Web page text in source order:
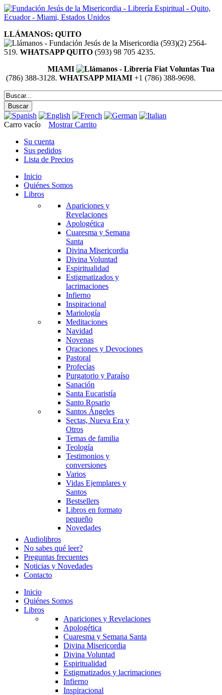
LLÁMANOS: QUITO
(593)(2) 2564-
519. WHATSAPP QUITO (593) 98 705 4235.
MIAMI
(786) 388-3128. WHATSAPP MIAMI +1 (786) 388-9698.
Carro vacío
Mostrar Carrito
Su cuenta
Sus pedidos
Lista de Precios
Inicio
Quiénes Somos
Libros
Apariciones y
Revelaciones
Apologética
Cuaresma y Semana
Santa
Divina Misericordia
Divina Voluntad
Espiritualidad
Estigmatizados y
lacrimaciones
Infierno
Inspiracional
Mariología
Meditaciones
Navidad
Novenas
Oraciones y Devociones
Pastoral
Profecías
Purgatorio y Paraíso
Sanación
Santa Eucaristía
Santo Rosario
Santos Ángeles
Sectas, Nueva Era y
Otros
Temas de familia
Teología
Testimonios y
conversiones
Varios
Vidas Ejemplares y
Santos
Bestsellers
Libros en formato
pequeño
Novedades
Audiolibros
No sabes qué leer?
Preguntas frecuentes
Noticias y Novedades
Contacto
Inicio
Quiénes Somos
Libros
Apariciones y Revelaciones
Apologética
Cuaresma y Semana Santa
Divina Misericordia
Divina Voluntad
Espiritualidad
Estigmatizados y lacrimaciones
Infierno
Inspiracional